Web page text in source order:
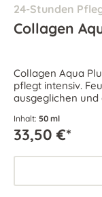
24-Stunden
Collagen
Collagen Aqua
pflegt intensiv.
ausgeglichen
Inhalt: 50 ml
33,50 €*